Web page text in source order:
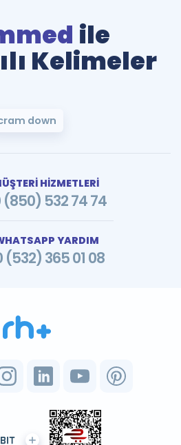
ile
Kelimeler
down
HİZMETLERİ
(850) 532 74 74
YARDIM
(532) 365 01 08